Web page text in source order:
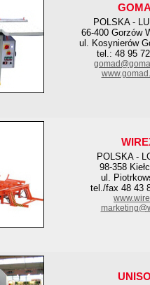
POLSKA -
66-400 Gorzów
ul. Kosynierów
tel.: 48 95
POLSKA -
98-358
ul.
tel./fax 48 43